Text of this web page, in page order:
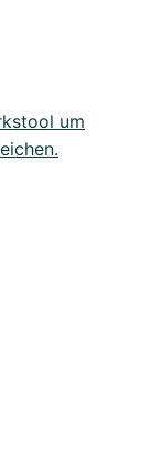
um